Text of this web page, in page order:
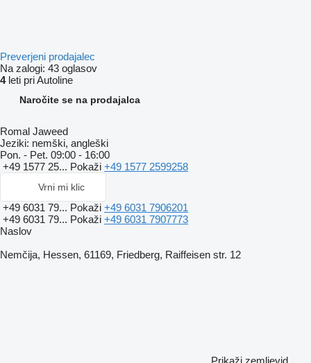
Preverjeni prodajalec
Na zalogi: 43 oglasov
4leti pri Autoline
Naročite se na prodajalca
Romal Jaweed
Jeziki: nemški, angleški
Pon. - Pet. 09:00 - 16:00
+49 1577 25... Pokaži +49 1577 2599258
Vrni mi klic
+49 6031 79... Pokaži +49 6031 7906201
+49 6031 79... Pokaži +49 6031 7907773
Naslov
Nemčija, Hessen, 61169, Friedberg, Raiffeisen str. 12
Prikaži zemljevid